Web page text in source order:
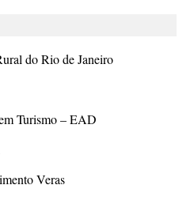
do Rio de Janeiro
Turismo – EAD
Veras